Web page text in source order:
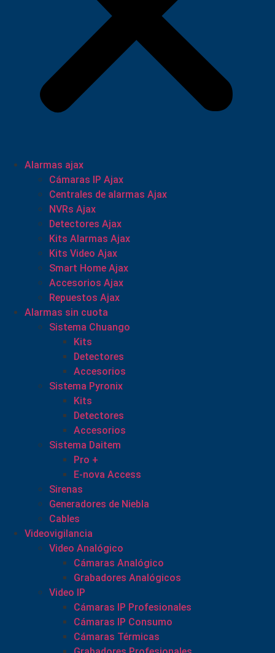
Alarmas ajax
Cámaras IP Ajax
Centrales de alarmas Ajax
NVRs Ajax
Detectores Ajax
Kits Alarmas Ajax
Kits Video Ajax
Smart Home Ajax
Accesorios Ajax
Repuestos Ajax
Alarmas sin cuota
Sistema Chuango
Kits
Detectores
Accesorios
Sistema Pyronix
Kits
Detectores
Accesorios
Sistema Daitem
Pro +
E-nova Access
Sirenas
Generadores de Niebla
Cables
Videovigilancia
Video Analógico
Cámaras Analógico
Grabadores Analógicos
Video IP
Cámaras IP Profesionales
Cámaras IP Consumo
Cámaras Térmicas